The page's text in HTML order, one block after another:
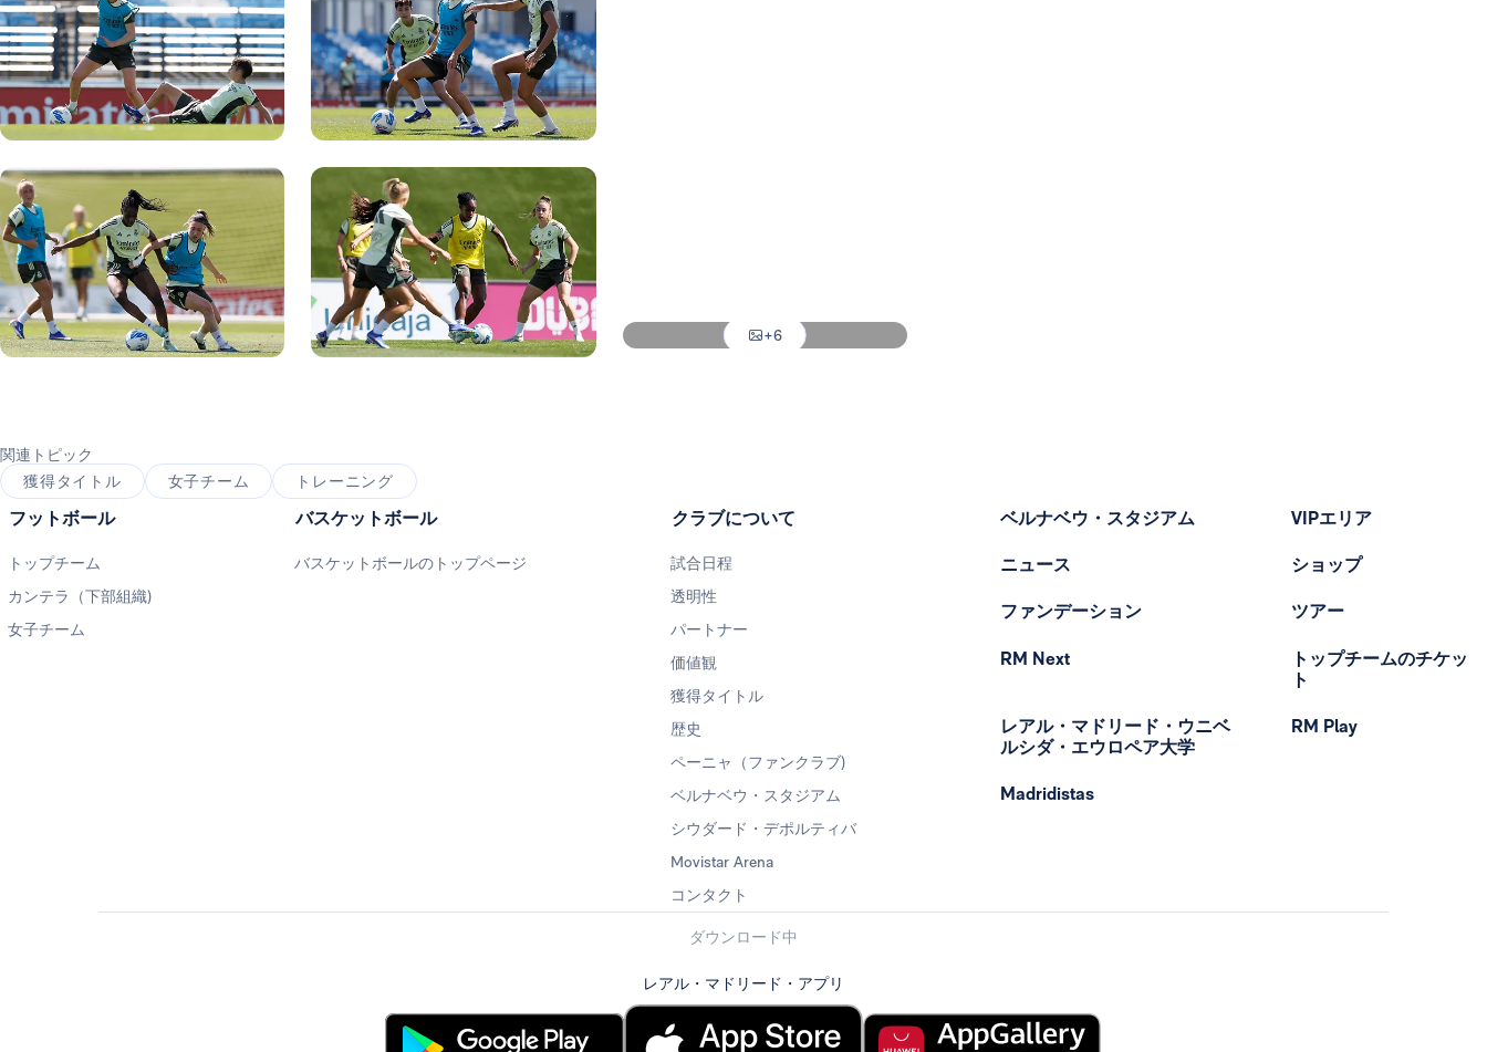
+6
関連トピック
獲得タイトル
女子チーム トレーニング
フットボール
トップチーム
カンテラ（下部組織)
女子チーム
バスケットボール
バスケットボールのトップページ
クラブについて
試合日程
透明性
パートナー
価値観
獲得タイトル
歴史
ペーニャ（ファンクラブ)
ベルナベウ・スタジアム
シウダード・デポルティバ
Movistar Arena
コンタクト
ベルナベウ・スタジアム
ニュース
ファンデーション
RM Next
レアル・マドリード・ウニベ
ルシダ・エウロペア大学
Madridistas
VIPエリア
ショップ
ツアー
トップチームのチケッ
ト
RM Play
ダウンロード中
レアル・マドリード・アプリ